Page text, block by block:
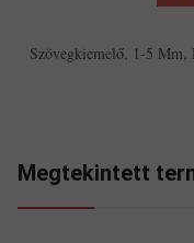
Szövegkiemelő, 1-5
Megtekintett